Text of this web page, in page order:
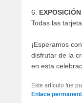
6. EXPOSICIÓN
Todas las
¡Esperamos
disfrutar de la
en esta
Este artículo fue
Enlace